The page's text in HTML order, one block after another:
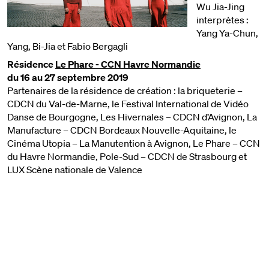
Wu Jia-Jing
interprètes :
Yang Ya-Chun,
Yang, Bi-Jia et Fabio Bergagli
Résidence Le Phare - CCN Havre Normandie
du 16 au 27 septembre 2019
Partenaires de la résidence de création : la briqueterie –
CDCN du Val-de-Marne, le Festival International de Vidéo
Danse de Bourgogne, Les Hivernales – CDCN d’Avignon, La
Manufacture – CDCN Bordeaux Nouvelle-Aquitaine, le
Cinéma Utopia – La Manutention à Avignon, Le Phare – CCN
du Havre Normandie, Pole-Sud – CDCN de Strasbourg et
LUX Scène nationale de Valence